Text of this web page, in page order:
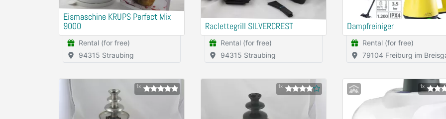
Eismaschine KRUPS Perfect Mix
9000
Rental (for free)
94315 Straubing
Raclettegrill SILVERCREST
Rental (for free)
94315 Straubing
Dampfreiniger
Rental (for free)
79104 Freiburg im
1x 1x 1x